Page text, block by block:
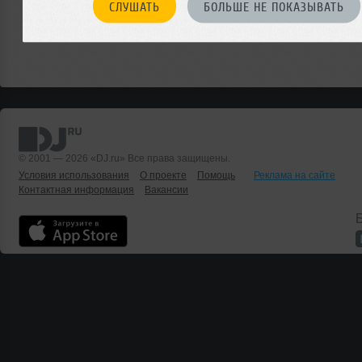
СЛУШАТЬ БОЛЬШЕ НЕ ПОКАЗЫВАТЬ
© 2001 — 2026 «DJ.ru» Все права защищены.
Условия использования
О проекте Помощь
Реклама на сайте
Контактная информация
Вакансии